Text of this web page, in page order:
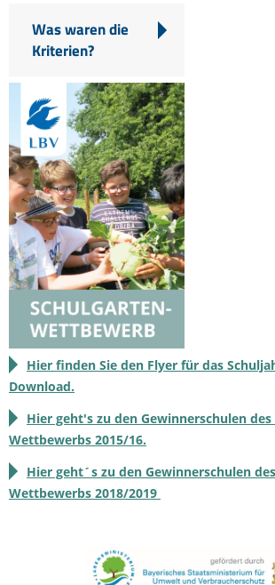
Was waren die
Kriterien?
Hier finden Sie den Flyer für das
Download.
Hier geht's zu den Gewinnerschulen
Wettbewerbs 2015/16.
Hier geht´s zu den Gewinnerschulen
Wettbewerbs 2018/2019